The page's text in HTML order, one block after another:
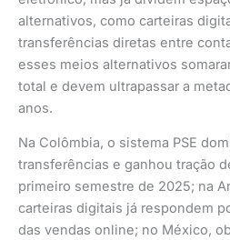
alternativos, como carteiras
transferências diretas entre
esses meios alternativos
total e devem ultrapassar a
anos.
Na Colômbia, o sistema PSE
transferências e ganhou tração
primeiro semestre de 2025; na
carteiras digitais já respondem
das vendas online; no México,